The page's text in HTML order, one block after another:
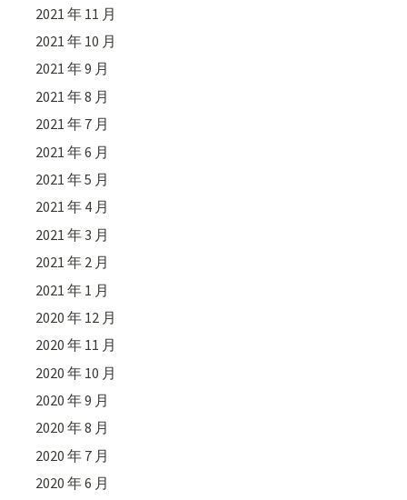
2021 年 11 月
2021 年 10 月
2021 年 9 月
2021 年 8 月
2021 年 7 月
2021 年 6 月
2021 年 5 月
2021 年 4 月
2021 年 3 月
2021 年 2 月
2021 年 1 月
2020 年 12 月
2020 年 11 月
2020 年 10 月
2020 年 9 月
2020 年 8 月
2020 年 7 月
2020 年 6 月